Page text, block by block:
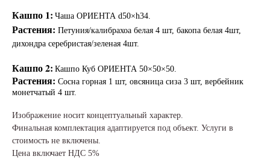
Кашпо 1: Чаша ОРИЕНТА d50×h34.
Растения: Петуния/калибрахоа белая 4 шт, бакопа белая 4шт,
дихондра серебристая/зеленая 4шт.
Кашпо 2: Кашпо Куб ОРИЕНТА 50×50×50.
Растения: Сосна горная 1 шт, овсяница сиза 3 шт, вербейник
монетчатый 4 шт.
Изображение носит концептуальный характер.
Финальная комплектация адаптируется под объект. Услуги в
стоимость не включены.
Цена включает НДС 5%